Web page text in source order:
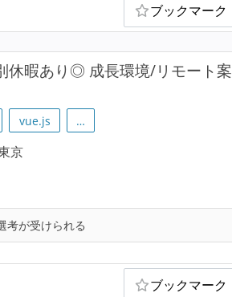
ブックマーク
休暇あり◎ 成長環境/リモート案
vue.js …
京
考が受けられる
ブックマーク